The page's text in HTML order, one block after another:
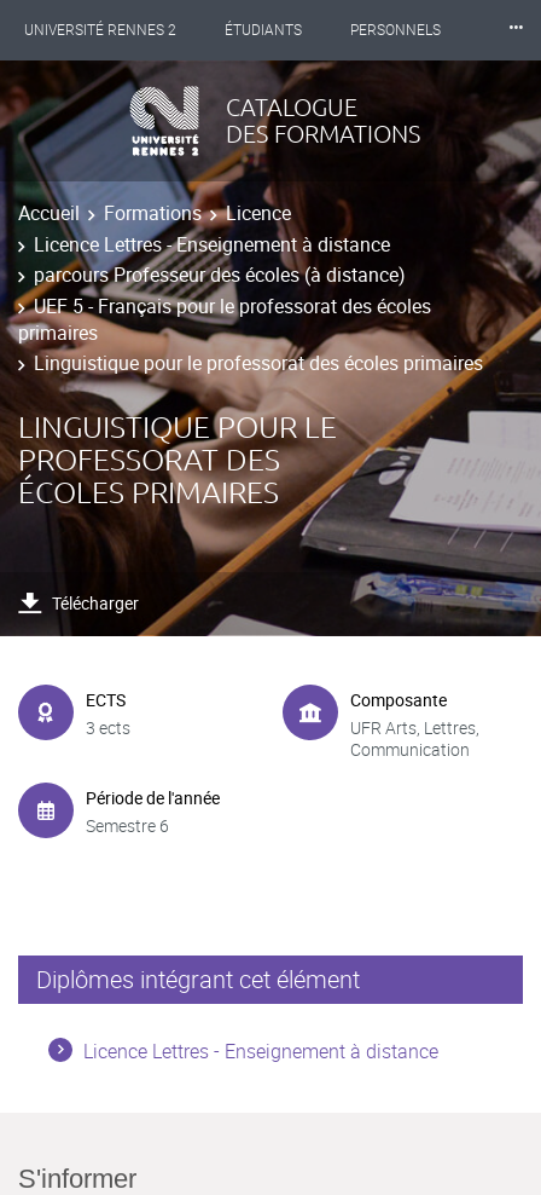
UNIVERSITÉ RENNES 2 ÉTUDIANTS PERSONNELS
INTERNATIONAL PROFESSIONNELS
LES NOUVELLES DE RENNES 2
⸱⸱⸱
CATALOGUE
DES FORMATIONS
Accueil Formations
Licence
Licence Lettres - Enseignement à distance
parcours Professeur des écoles (à distance)
UEF 5 - Français pour le professorat des écoles
primaires
Linguistique pour le professorat des écoles primaires
LINGUISTIQUE POUR LE
PROFESSORAT DES
ÉCOLES PRIMAIRES
Télécharger
ECTS
3 ects
Composante
UFR Arts, Lettres,
Communication
Période de l'année
Semestre 6
Diplômes intégrant cet élément
Licence Lettres - Enseignement à distance
S'informer